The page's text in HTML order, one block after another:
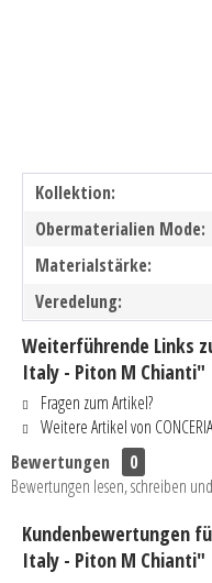
Kollektion:
Obermaterialien Mode:
Materialstärke:
Veredelung:
Weiterführende Links zu
Italy - Piton M Chianti"
Fragen zum Artikel?
Weitere Artikel von CONCERIA
Bewertungen
0
Bewertungen lesen, schreiben
Kundenbewertungen für
Italy - Piton M Chianti"